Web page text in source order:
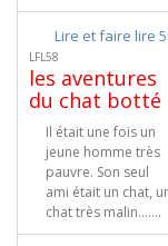
Lire et faire lire
LFL58
les aventures
du chat botté
Il était une fois un
jeune homme très
pauvre. Son seul
ami était un chat,
chat très malin.......